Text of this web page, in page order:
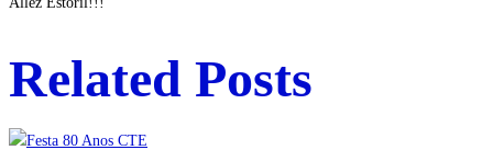
Related Posts